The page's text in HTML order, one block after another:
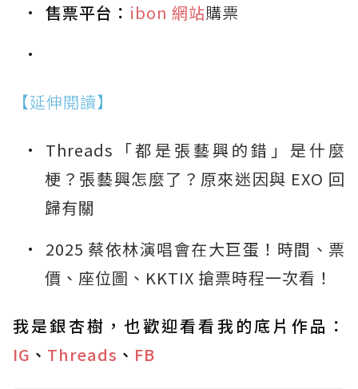
售票平台： ibon 網站購票
【延伸閱讀】
Threads「都是張藝興的錯」是什麼
梗？張藝興怎麼了？原來迷因與 EXO 回
歸有關
2025 蔡依林演唱會在大巨蛋！時間、票
價、座位圖、KKTIX 搶票時程一次看！
我是銀杏樹，也歡迎看看我的底片作品：
IG 、 Threads 、 FB